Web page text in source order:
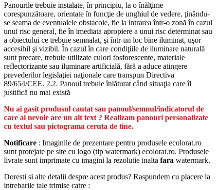
Panourile trebuie instalate, în principiu, la o înălţime
corespunzătoare, orientate în funcţie de unghiul de vedere, ţinându-
se seama de eventualele obstacole, fie la intrarea într-o zonă în cazul
unui risc general, fie în imediata apropiere a unui risc determinat sau
a obiectului ce trebuie semnalat, şi într-un loc bine iluminat, uşor
accesibil şi vizibil. În cazul în care condiţiile de iluminare naturală
sunt precare, trebuie utilizate culori fosforescente, materiale
reflectorizante sau iluminare artificială, fără a aduce atingere
prevederilor legislaţiei naţionale care transpun Directiva
89/654/CEE. 2.2. Panoul trebuie înlăturat când situaţia care îl
justifică nu mai există
Nu ai gasit produsul cautat sau panoul/semnul/indicatorul de
care ai nevoie are un alt text ? Realizam panouri personalizate
cu textul sau pictograma ceruta de tine.
Notificare : Imaginile de prezentare pentru produsele ecolorat.ro
sunt protejate pe site cu logo (tip watermark) ecolorat.ro. Produsele
livrate sunt imprimate cu imagini la rezolutie inalta fara watermark.
Doresti si alte detalii despre acest produs? Raspundem cu placere la
intrebarile tale trimise catre :